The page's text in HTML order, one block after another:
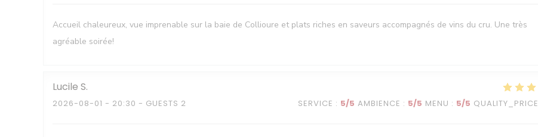
Accueil chaleureux, vue imprenable sur la baie de Collioure et plats riches en saveurs accompagnés de vins du cru. Une très
agréable soirée!
Lucile S
2026-08-01 - 20:30 - GUESTS 2 SERVICE : 5/5 AMBIENCE : 5/5 MENU : 5/5 QUALITY_PRICE